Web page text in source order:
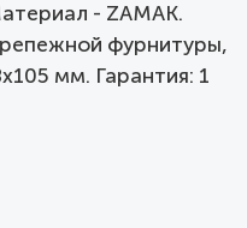
- ZAMAK.
фурнитуры,
мм. Гарантия: 1